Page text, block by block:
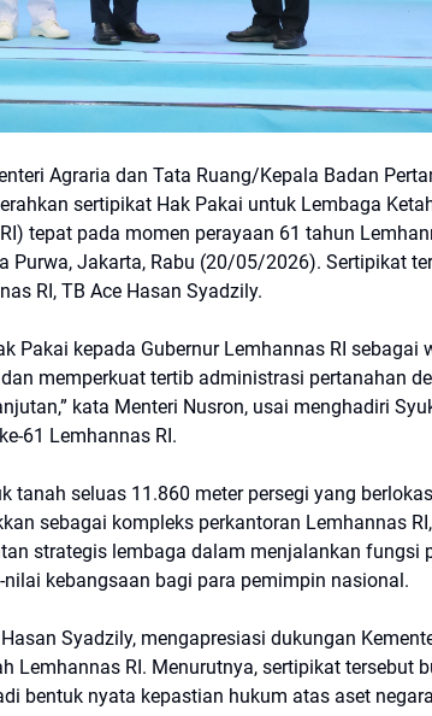
Agraria dan Tata Ruang/Kepala Badan
sertipikat Hak Pakai untuk Lembaga
tepat pada momen perayaan 61 tahun
Purwa, Jakarta, Rabu (20/05/2026). Sertipikat
RI, TB Ace Hasan Syadzily.
Pakai kepada Gubernur Lemhannas RI sebagai
memperkuat tertib administrasi pertanahan
kata Menteri Nusron, usai menghadiri
61 Lemhannas RI.
tanah seluas 11.860 meter persegi yang
sebagai kompleks perkantoran Lemhannas
strategis lembaga dalam menjalankan fungsi
kebangsaan bagi para pemimpin nasional.
Syadzily, mengapresiasi dukungan
Lemhannas RI. Menurutnya, sertipikat tersebut
bentuk nyata kepastian hukum atas aset